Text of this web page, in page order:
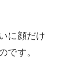
に顔だけ
です。